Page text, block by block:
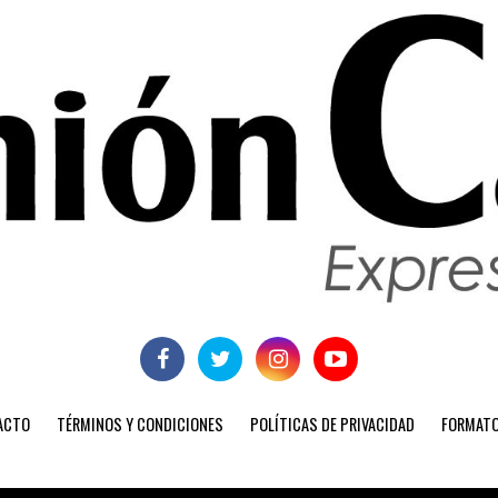
TÉRMINOS Y CONDICIONES POLÍTICAS DE PRIVACIDAD